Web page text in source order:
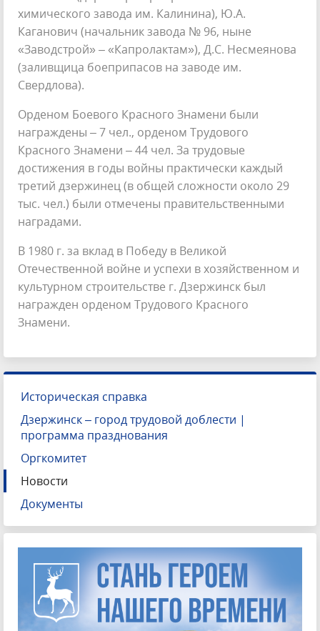
химического завода им. Калинина), Ю.А.
Каганович (начальник завода № 96, ныне
«Заводстрой» – «Капролактам»), Д.С. Несмеянова
(заливщица боеприпасов на заводе им.
Свердлова).
Орденом Боевого Красного Знамени были
награждены – 7 чел., орденом Трудового
Красного Знамени – 44 чел. За трудовые
достижения в годы войны практически каждый
третий дзержинец (в общей сложности около 29
тыс. чел.) были отмечены правительственными
наградами.
В 1980 г. за вклад в Победу в Великой
Отечественной войне и успехи в хозяйственном и
культурном строительстве г. Дзержинск был
награжден орденом Трудового Красного
Знамени.
Историческая справка
Дзержинск – город трудовой доблести |
программа празднования
Оргкомитет
Новости
Документы